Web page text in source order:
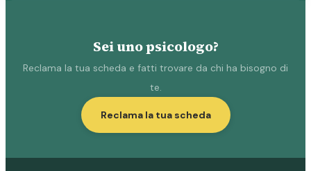
Sei uno psicologo?
Reclama la tua scheda e fatti trovare da chi ha bisogno di
te.
Reclama la tua scheda